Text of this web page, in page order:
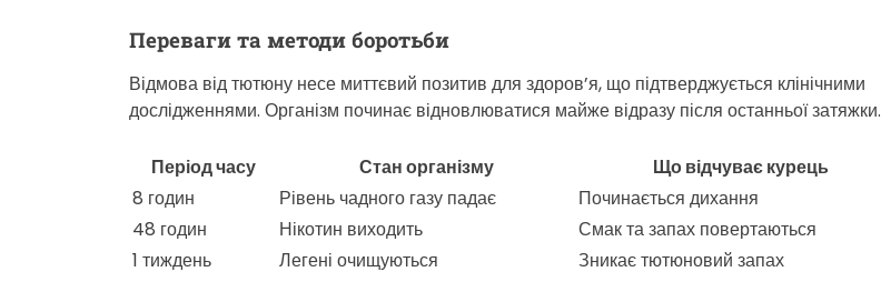
Переваги та методи боротьби
Відмова від тютюну несе миттєвий позитив для здоров’я, що підтверджується клінічними
дослідженнями. Організм починає відновлюватися майже відразу після останньої затяжки.
Період часу Стан організму
Що відчуває курець
8 годин
Рівень чадного газу падає
Починається дихання
48 годин
Нікотин виходить
Смак та запах повертаються
1 тиждень
Легені очищуються Зникає тютюновий запах